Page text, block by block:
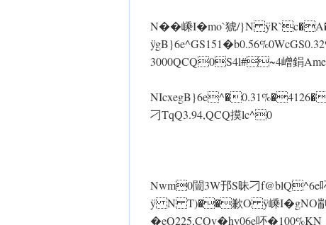
N��嵊I�mo`猇/} N
ÿgB}6e^GS151�b0.56%0
3000QCQ0S4l#~4嶒鋗
NIcxegB}6e^�0.31%�4126� ÿ
刁TqQ3.94,QCQ摸lc^0
Nwm0闓3W邘S昧刁f@blQ^6e吥
ÿ N T)��歉O ÿ嵊I�gNO剬
�eQ225,CQv�hy06e吥